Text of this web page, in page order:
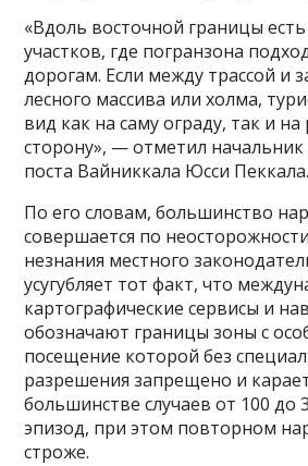
«Вдоль восточной границы
участков, где погранзона
дорогам. Если между трассой и
лесного массива или холма,
вид как на саму ограду, так и на
сторону», — отметил начальник
поста Вайниккала Юсси Пеккала.
По его словам, большинство
совершается по
незнания местного
усугубляет тот факт, что
картографические сервисы и
обозначают границы зоны с
посещение которой без
разрешения запрещено и
большинстве случаев от 100 до
эпизод, при этом повторном
строже.